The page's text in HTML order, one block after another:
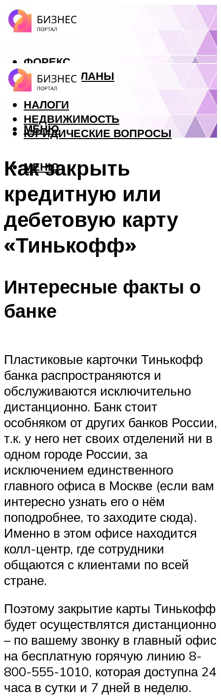
ФОРЕКС
БИЗНЕС ПЛАНЫ
КРЕДИТЫ
НАЛОГИ
НЕДВИЖИМОСТЬ
ЮРИДИЧЕСКИЕ ВОПРОСЫ
МЕНЮ
МЕНЮ
Как закрыть
кредитную или
дебетовую карту
«Тинькофф»
Интересные факты о
банке
Пластиковые карточки Тинькофф
банка распространяются и
обслуживаются исключительно
дистанционно. Банк стоит
особняком от других банков России,
т.к. у него нет своих отделений ни в
одном городе России, за
исключением единственного
главного офиса в Москве (если вам
интересно узнать его о нём
поподробнее, то заходите сюда).
Именно в этом офисе находится
колл-центр, где сотрудники
общаются с клиентами по всей
стране.
Поэтому закрытие карты Тинькофф
будет осуществлятся дистанционно
– по вашему звонку в главный офис
на бесплатную горячую линию 8-
800-555-1010, которая доступна 24
часа в сутки и 7 дней в неделю.